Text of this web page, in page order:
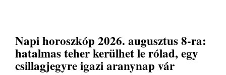
Napi horoszkóp 2026. augusztus 8-ra:
hatalmas teher kerülhet le rólad, egy
csillagjegyre igazi aranynap vár